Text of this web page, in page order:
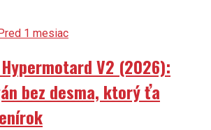
1 mesiac
Hypermotard V2 (2026):
bez desma, ktorý ťa